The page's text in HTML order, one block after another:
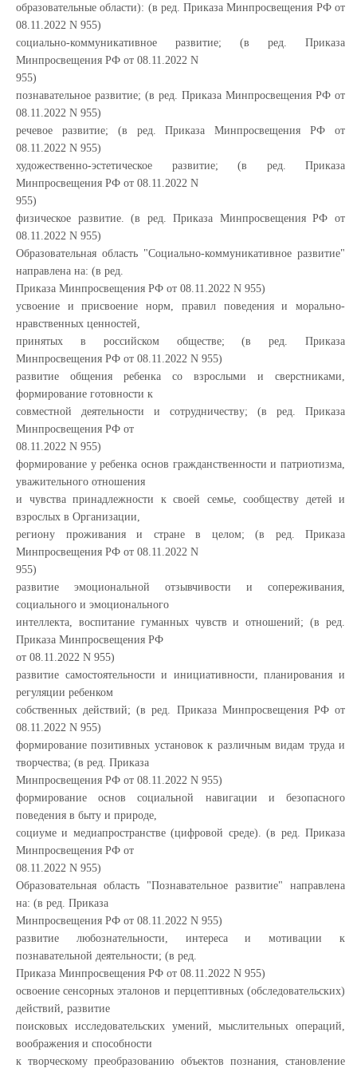
образовательные области): (в ред. Приказа Минпросвещения РФ от
08.11.2022 N 955)
социально-коммуникативное развитие; (в ред. Приказа
Минпросвещения РФ от 08.11.2022 N
955)
познавательное развитие; (в ред. Приказа Минпросвещения РФ от
08.11.2022 N 955)
речевое развитие; (в ред. Приказа Минпросвещения РФ от
08.11.2022 N 955)
художественно-эстетическое развитие; (в ред. Приказа
Минпросвещения РФ от 08.11.2022 N
955)
физическое развитие. (в ред. Приказа Минпросвещения РФ от
08.11.2022 N 955)
Образовательная область "Социально-коммуникативное развитие"
направлена на: (в ред.
Приказа Минпросвещения РФ от 08.11.2022 N 955)
усвоение и присвоение норм, правил поведения и морально-
нравственных ценностей,
принятых в российском обществе; (в ред. Приказа
Минпросвещения РФ от 08.11.2022 N 955)
развитие общения ребенка со взрослыми и сверстниками,
формирование готовности к
совместной деятельности и сотрудничеству; (в ред. Приказа
Минпросвещения РФ от
08.11.2022 N 955)
формирование у ребенка основ гражданственности и патриотизма,
уважительного отношения
и чувства принадлежности к своей семье, сообществу детей и
взрослых в Организации,
региону проживания и стране в целом; (в ред. Приказа
Минпросвещения РФ от 08.11.2022 N
955)
развитие эмоциональной отзывчивости и сопереживания,
социального и эмоционального
интеллекта, воспитание гуманных чувств и отношений; (в ред.
Приказа Минпросвещения РФ
от 08.11.2022 N 955)
развитие самостоятельности и инициативности, планирования и
регуляции ребенком
собственных действий; (в ред. Приказа Минпросвещения РФ от
08.11.2022 N 955)
формирование позитивных установок к различным видам труда и
творчества; (в ред. Приказа
Минпросвещения РФ от 08.11.2022 N 955)
формирование основ социальной навигации и безопасного
поведения в быту и природе,
социуме и медиапространстве (цифровой среде). (в ред. Приказа
Минпросвещения РФ от
08.11.2022 N 955)
Образовательная область "Познавательное развитие" направлена
на: (в ред. Приказа
Минпросвещения РФ от 08.11.2022 N 955)
развитие любознательности, интереса и мотивации к
познавательной деятельности; (в ред.
Приказа Минпросвещения РФ от 08.11.2022 N 955)
освоение сенсорных эталонов и перцептивных (обследовательских)
действий, развитие
поисковых исследовательских умений, мыслительных операций,
воображения и способности
к творческому преобразованию объектов познания, становление